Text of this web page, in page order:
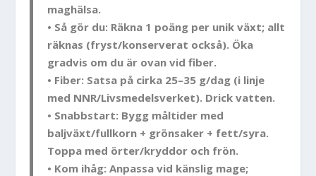
maghälsa.
• Så gör du: Räkna 1 poäng per unik växt; allt
räknas (fryst/konserverat också). Öka
gradvis om du är ovan vid fiber.
• Fiber: Satsa på cirka 25–35 g/dag (i linje
med NNR/Livsmedelsverket). Drick vatten.
• Snabbstart: Bygg måltider med
baljväxt/fullkorn + grönsaker + fett/syra.
Toppa med örter/kryddor och frön.
• Kom ihåg: Anpassa vid känslig mage;